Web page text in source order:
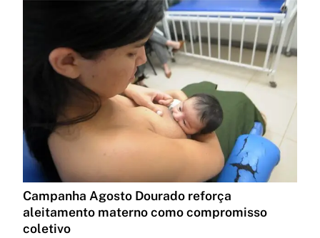
Campanha Agosto Dourado reforça
aleitamento materno como compromisso
coletivo